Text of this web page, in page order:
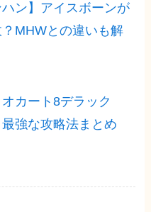
ハン】アイスボーンが
MHWとの違いも解
オカート8デラック
強な攻略法まとめ